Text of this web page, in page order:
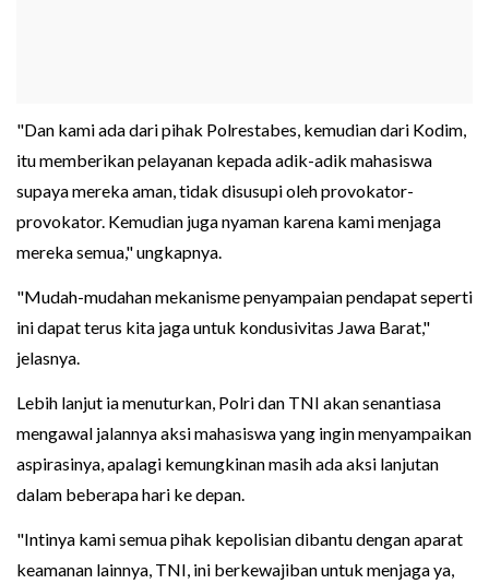
"Dan kami ada dari pihak Polrestabes, kemudian dari Kodim,
itu memberikan pelayanan kepada adik-adik mahasiswa
supaya mereka aman, tidak disusupi oleh provokator-
provokator. Kemudian juga nyaman karena kami menjaga
mereka semua," ungkapnya.
"Mudah-mudahan mekanisme penyampaian pendapat seperti
ini dapat terus kita jaga untuk kondusivitas Jawa Barat,"
jelasnya.
Lebih lanjut ia menuturkan, Polri dan TNI akan senantiasa
mengawal jalannya aksi mahasiswa yang ingin menyampaikan
aspirasinya, apalagi kemungkinan masih ada aksi lanjutan
dalam beberapa hari ke depan.
"Intinya kami semua pihak kepolisian dibantu dengan aparat
keamanan lainnya, TNI, ini berkewajiban untuk menjaga ya,